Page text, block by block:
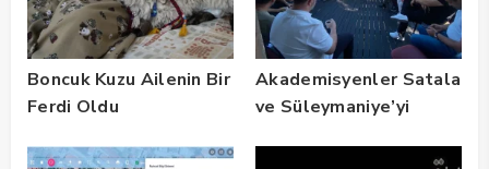
Boncuk Kuzu Ailenin Bir
Ferdi Oldu
Akademisyenler Satala
ve Süleymaniye’yi